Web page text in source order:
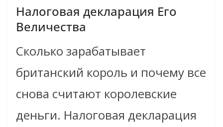
Налоговая декларация Его
Величества
Сколько зарабатывает
британский король и почему все
снова считают королевские
деньги. Налоговая декларация